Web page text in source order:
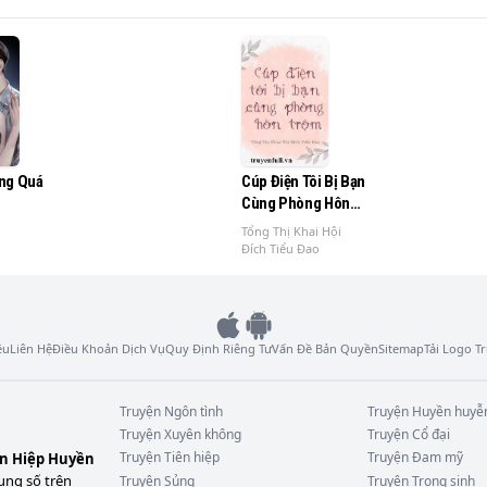
nhiều năm và đang mang thai một đứa con trai!
giới hóa ra đã ly dị từ lâu!
vụ của cô là tiến vào giới giải trí, tranh sủng với nữ chính
Quá
Cúp Điện Tôi Bị Bạn
Cùng Phòng Hôn
Trộm
Tổng Thị Khai Hội
Đích Tiểu Đao
Liên HệĐiều Khoản Dịch VụQuy Định Riêng TưVấn Đề Bản QuyềnSitemapTải Logo
Hiệp Huyền
số trên
Truyện Ngôn tình Truyện Huyền
TruyệnXuyên không TruyệnCổ đại
TruyệnTiên hiệp TruyệnĐam mỹ
TruyệnSủng TruyệnTrọng sinh